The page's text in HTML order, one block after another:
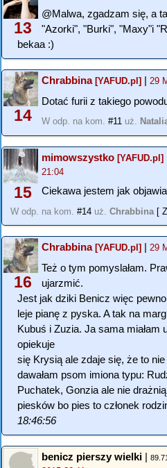
13
@Malwa, zgadzam się, a
"Azorki", "Burki", "Maxy"i
bekaa :)
14
Chrabbina[YAFUD.pl] | 29
Dotać furii z takiego
W odp. na kom. #11 uż.
15
mimowszystko [YAFUD.pl]
21:04
Ciekawa jestem jak
W odp. na kom. #14 uż. Chrabbina [
16
Chrabbina[YAFUD.pl] | 29
Też o tym pomyslałam.
ujarzmić.
Jest jak dziki Benicz więc
leje pianę z pyska. A tak na
Kubuś i Zuzia. Ja sama miałam
opiekuje
się Krysią ale zdaje się, że to nie
dawałam psom imiona typu:
Puchatek, Gonzia ale nie
piesków bo pies to członek
18:46:56
benicz pierszy wielki |